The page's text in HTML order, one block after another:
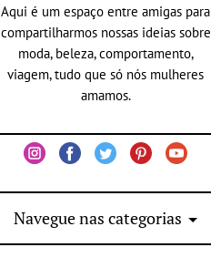
Aqui é um espaço entre amigas para
compartilharmos nossas ideias sobre
moda, beleza, comportamento,
viagem, tudo que só nós mulheres
amamos.
Navegue nas categorias